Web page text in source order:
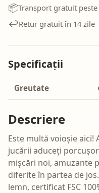
📦Transport gratuit peste
↩️Retur gratuit în 14 zile
Specificații
Greutate
Descriere
Este multă voioșie aici!
jucării aduceți
mișcări noi, amuzante
diferite în partea de
lemn, certificat FSC